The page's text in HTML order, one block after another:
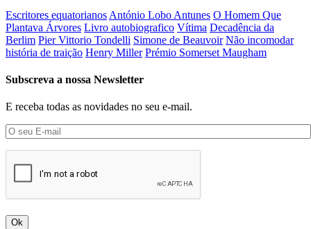
Escritores equatorianos António Lobo Antunes O Homem Que
Plantava Árvores Livro autobiografico Vítima Decadência da
Berlim Pier Vittorio Tondelli Simone de Beauvoir Não incomodar
história de traição Henry Miller Prémio Somerset Maugham
Subscreva a nossa Newsletter
E receba todas as novidades no seu e-mail.
Ok